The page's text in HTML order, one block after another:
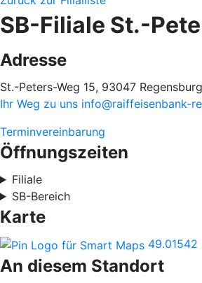
SB-Filiale St.-
Adresse
St.-Peters-Weg 15, 93047 Regensburg
Ihr Weg zu uns info@raiffeisenbank-
Terminvereinbarung
Öffnungszeiten
Filiale
SB-Bereich
Karte
49.01542
An diesem Standort